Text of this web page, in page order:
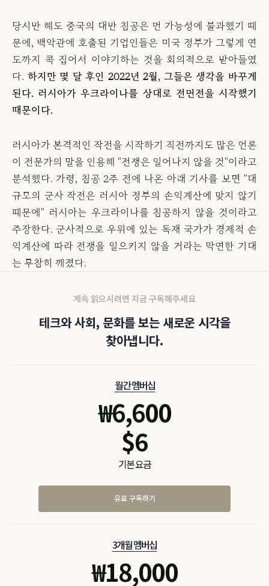
당시만 해도 중국의 대만 침공은 먼 가능성에 불과했기 때
문에, 백악관에 호출된 기업인들은 미국 정부가 그렇게 연
도까지 콕 집어서 이야기하는 것을 회의적으로 받아들였
다. 하지만 몇 달 후인 2022년 2월, 그들은 생각을 바꾸게
된다. 러시아가 우크라이나를 상대로 전면전을 시작했기
때문이다.
러시아가 본격적인 작전을 시작하기 직전까지도 많은 언론
이 전문가의 말을 인용해 "전쟁은 일어나지 않을 것"이라고
분석했다. 가령, 침공 2주 전에 나온 아래 기사를 보면 "대
규모의 군사 작전은 러시아 정부의 손익계산에 맞지 않기
때문에" 러시아는 우크라이나를 침공하지 않을 것이라고
주장한다. 군사적으로 우위에 있는 독재 국가가 경제적 손
익계산에 따라 전쟁을 일으키지 않을 거라는 막연한 기대
는 무참히 깨졌다.
계속 읽으시려면 지금 구독해주세요
테크와 사회, 문화를 보는 새로운 시각을
찾아냅니다.
월간 멤버십
₩6,600
$6
기본 요금
유료 구독하기
3개월 멤버십
₩18,000